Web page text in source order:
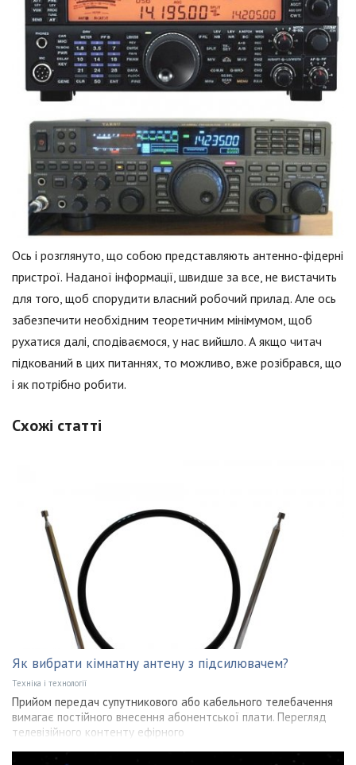
Ось і розглянуто, що собою представляють антенно-фідерні
пристрої. Наданої інформації, швидше за все, не вистачить
для того, щоб спорудити власний робочий прилад. Але ось
забезпечити необхідним теоретичним мінімумом, щоб
рухатися далі, сподіваємося, у нас вийшло. А якщо читач
підкований в цих питаннях, то можливо, вже розібрався, що
і як потрібно робити.
Схожі статті
Як вибрати кімнатну антену з підсилювачем?
Техніка і технології
Прийом передач супутникового або кабельного телебачення
вимагає постійного внесення абонентської плати. Перегляд
телевізійного контенту ефірного